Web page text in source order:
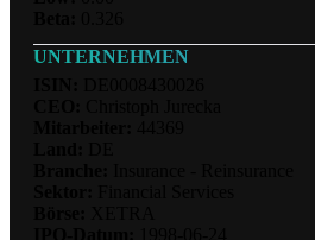
UNTERNEHMEN